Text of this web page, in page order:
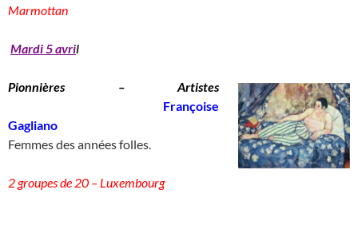
Marmottan
Mardi 5 avril
Pionnières – Artistes
Françoise
Gagliano
Femmes des années folles.
2 groupes de 20 – Luxembourg